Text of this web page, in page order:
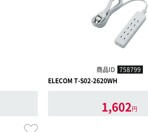
商品ID 758799
ELECOM T-S02-2620WH
1,602円